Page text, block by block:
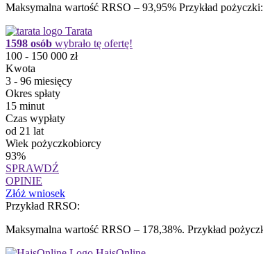
Maksymalna wartość RRSO – 93,95% Przykład
Tarata
1598 osób wybrało tę ofertę!
100 - 150 000 zł
Kwota
3 - 96 miesięcy
Okres spłaty
15 minut
Czas wypłaty
od 21 lat
Wiek pożyczkobiorcy
93%
SPRAWDŹ
OPINIE
Złóż wniosek
Przykład RRSO:
Maksymalna wartość RRSO – 178,38%. Przykład